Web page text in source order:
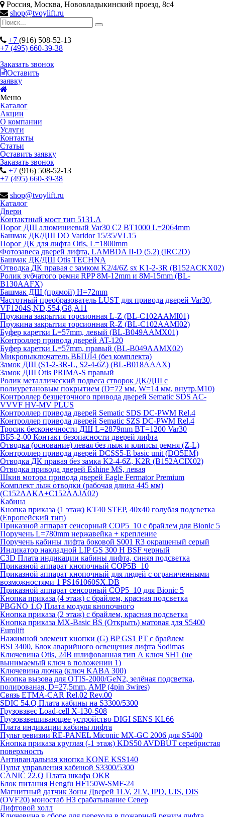
Россия, Москва, Нововладыкинский проезд, 8с4
shop@tvoylift.ru
+7 (916) 508-52-13
+7 (495) 660-39-38
Заказать звонок
Оставить
заявку
Меню
Каталог
Акции
О компании
Услуги
Контакты
Статьи
Оставить заявку
Заказать звонок
+7 (916) 508-52-13
+7 (495) 660-39-38
shop@tvoylift.ru
Каталог
Двери
Контактный мост тип 5131.A
Порог ДШ алюминиевый Var30 C2 BT1000 L=2064mm
Башмак ДК/ДШ DO Varidor 15/35/VL15
Порог ДК для лифта Otis, L=1800mm
Фотозавеса дверей лифта, LAMBDA II-D (5.2) (IRC2D)
Башмак ДК/ДШ Otis TECHNA
Отводка ДК правая с замком K2/4/6Z sx K1-2-3R (B152ACKX02)
Ролик зубчатого ремня RPP 8M-12mm и 8M-15mm (BL-
B130AAFX)
Башмак ДШ (прямой) H=72mm
Частотный преобразователь LUST для привода дверей Var30,
VF1204S,ND,S54,G8,A11
Пружина закрытия торсионная L-Z (BL-C102AAMI01)
Пружина закрытия торсионная R-Z (BL-C102AAMI02)
Буфер каретки L=57mm, левый (BL-B049AAMX01)
Контроллер привода дверей AT-120
Буфер каретки L=57mm, правый (BL-B049AAMX02)
Микровыключатель ВБПЛ4 (без комплекта)
Замок ДШ (S1-2-3R-L, S2-4-6Z) (BL-B018AAAX)
Замок ДШ Otis PRIMA-S правый
Ролик металлический подвеса створок ДК/ДШ с
полиуретановым покрытием (D=72 мм, W=14 мм, внутр.М10)
Контроллер безщеточного привода дверей Sematiс SDS AC-
VVVF HV-MV PLUS
Контроллер привода дверей Sematic SDS DC-PWM Rel.4
Контроллер привода дверей Sematic SZS DC-PWM Rel.4
Тросик бесконечности ДШ L=2879mm BT=1200 Var30
ВБ5-2-00 Контакт безопасности дверей лифта
Отводка (основание) левая без лыж и клипсы ремня (Z-L)
Контроллер привода дверей DCSS5-E basic unit (DO5EM)
Отводка ДК правая без замка K2-4-6Z, K2R (B152ACIX02)
Отводка привода дверей Eshine MS, левая
Шкив мотора привода дверей Eagle Fermator Premium
Комплект лыж отводки (рабочая длина 445 мм)
(C152AAKA+C152AAJA02)
Кабина
Кнопка приказа (1 этаж) KT40 STEP, 40х40 голубая подсветка
(Европейский тип)
Приказной аппарат сенсорный COP5_10 с брайлем для Bionic 5
Поручень L=780mm нержавейка + крепление
Поручень кабины лифта боковой S001 R3 окрашеный серый
Индикатор накладной LIP GS 300 H BSF черный
C3D Плата индикации кабины лифта, синяя подсветка
Приказной аппарат кнопочный COP5B_10
Приказной аппарат кнопочный для людей с ограниченными
возможностями 1 PS161060SX.DB
Приказной аппарат сенсорный COP5_10 для Bionic 5
Кнопка приказа (4 этаж) с брайлем, красная подсветка
PBGNO 1.Q Плата модуля кнопочного
Кнопка приказа (2 этаж) с брайлем, красная подсветка
Кнопка приказа MX-Basic BS (Открыть) матовая для S5400
Eurolift
Нажимной элемент кнопки (G) BP GS1 PT с брайлем
BSI 3400, Блок аварийного освещения лифта Sodimas
Ключевина Otis, 24В шлифованная тип А ключ SH1 (не
вынимаемый ключ в положении 1)
Ключевина лючка (ключ KABA 300)
Кнопка вызова для OTIS-2000/GeN2, зелёная подсветка,
полированая, D=27,5mm, AMP (4pin 3wires)
Связь ETMA-CAR Rel.02 Rev.00
SDIC 54.Q Плата кабины на S3300/5300
Грузовзвес Load-cell X-130-S08
Грузовзвешивающее устройство DIGI SENS KL66
Плата индикации кабины лифта
Пульт ревизии RE-PANEL Miconic MX-GC 2006 для S5400
Кнопка приказа круглая (-1 этаж) KDS50 AVDBUT серебристая
поверхность
Антивандальная кнопка KONE KSS140
Пульт управления кабиной S3300/5300
CANIC 22.Q Плата шкафа OKR
Блок питания Hengfu HF150W-SMF-24
Магнитный датчик Зоны Дверей 1LV, 2LV, IPD, UIS, DIS
(OVF20) моностаб НЗ срабатывание Cевер
Лифтовой холл